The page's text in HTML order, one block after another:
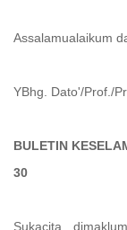
Assalamualaikum
YBhg. Dato'/Prof./
BULETIN
30
Sukacita